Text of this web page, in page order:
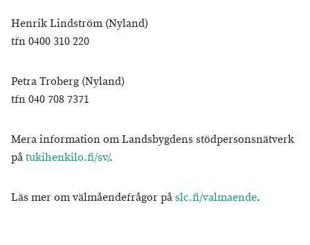
Henrik Lindström (Nyland)
tfn 0400 310 220
Petra Troberg (Nyland)
tfn 040 708 7371
Mera information om Landsbygdens stödpersonsnätverk
påtukihenkilo.fi/sv/.
Läs mer om välmåendefrågor påslc.fi/valmaende.